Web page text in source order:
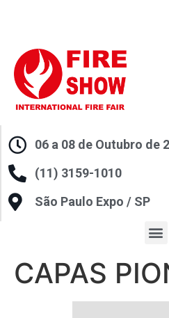
06 a 08 de Outubro de
(11) 3159-1010
São Paulo Expo / SP
CAPAS